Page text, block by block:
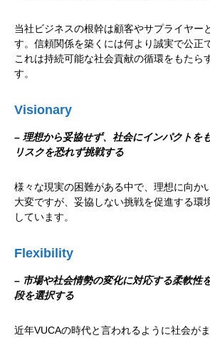
当社ビジネスの根幹は顧客やサプライヤー
す。信頼関係を築くには何より誠実で公正
これは持続可能な社会貢献の循環をもたら
す。
Visionary
– 理想から妥協せず、社会にインパクトを
リスクを恐れず挑戦する
様々な現実の困難がある中で、理想に向か
大変ですが、妥協しない挑戦を促進する環
しています。
Flexibility
– 市場や社会情勢の変化に対応する柔軟性
段を選択する
近年VUCAの時代と言われるように社会が